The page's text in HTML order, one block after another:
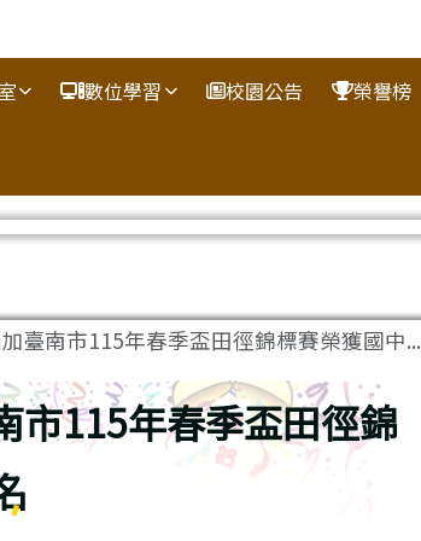
數位學習 校園公告 榮譽榜
臺南市115年春季盃田徑錦標賽榮獲國中...
市115年春季盃田徑錦